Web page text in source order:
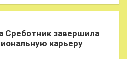
Среботник завершила
карьеру